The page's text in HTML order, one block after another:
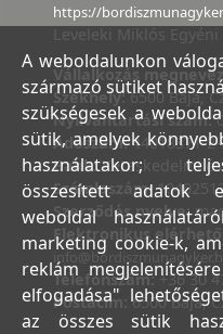
https://
Leveleki Miklós Egyéni
Vállalkozás
Székhely:6500 Baja,
Nyilvántartási szám:
Adószám:44018371-
Bank:Kereskedelmi
Számlaszám:
Szerződés nyelve:
Elektronikus
Telefonszám: +36 30
Postacím:6500 Baja,
A weboldalunkon
származó sütiket
szükségesek a
sütik, amelyek
használatakor;
összesített adatok
weboldal
marketing cookie-k,
reklám
elfogadása"
az összes sütik